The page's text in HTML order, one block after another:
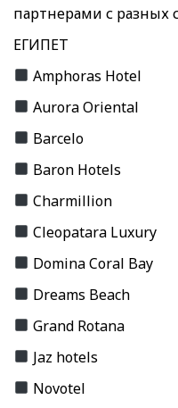
партнерами с разных
ЕГИПЕТ
Amphoras Hotel
Aurora Oriental
Barcelo
Baron Hotels
Charmillion
Cleopatara Luxury
Domina Coral Bay
Dreams Beach
Grand Rotana
Jaz hotels
Novotel